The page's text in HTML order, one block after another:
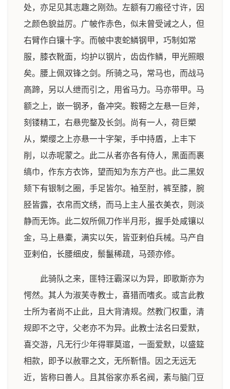
处，亦足见其志趣之刚劲。左额有刀瘢径寸许，因
之颜色貌益厉。广帔作赤色，似未曾受诫之人，但
右臂作白镶十字。而帔中衷蛇鳞钢甲，巧制如常
服，膝衣靴面，均护以钢片，齿齿作鳞，甲光照眼
矣。腰上佩双锋之剑。所骑之马，常马也，而战马
高蹄，另以人绁而引之，用省马力。马亦带甲。马
额之上，嵌一钢矛，备冲突。鞍鞯之左悬一巨斧，
刻镂精工，右悬兜鍪及长剑。尚有一人，荷巨槊
从，槊缨之上亦悬一十字架，手中持盾，上丰下
削，以赤呢蒙之。此二从者亦各有侍人，黑面而裹
缟巾，作东方衣饰，望而知为东方产也。此二黑奴
颏下有银制之圈，手足皆尔。袖至肘，裤至膝，腕
胫皆露，衣帛而文绣，而马上主人虽衣美衣，则淡
静而无饰。此二奴所佩刀作半月形，握手处咸镶以
金，马上悬橐，满实以矢，皆亚剌伯兵械。马产自
亚剌伯，长腰细皮，鬃鬣稀疏，马颈亦修。
此骑队之来，匪特汪霸深以为异，即歌斯亦为
愕然。其人为淑芙寺教士，喜猎而嗜炙。或言此教
士所为者尚不止此，且大背清规。然教门权重，清
规即不之守，父老亦不为异。此教士法名曰爱默，
喜交游，凡无行少年得罪莫逭，一面爱默，以盛筵
相款，即予以赦罪之文，无所靳惜。因之无远无
近，皆称曰善人。且其俗家亦系名阀，素与脑门豆